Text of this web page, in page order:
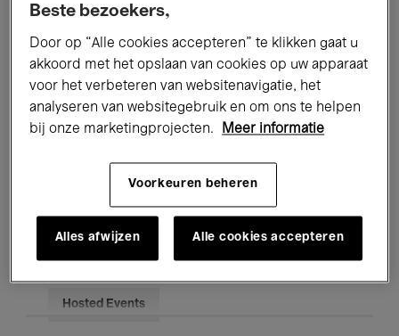
Performances Lezingen & Debatten
Jazz Klassieke Muziek Global Music
Onderwijs Rondleidingen
Hosted Events
Beste bezoekers,
Door op “Alle cookies accepteren” te klikken gaat u
akkoord met het opslaan van cookies op uw apparaat
voor het verbeteren van websitenavigatie, het
analyseren van websitegebruik en om ons te helpen
bij onze marketingprojecten.
Meer informatie
Voorkeuren beheren
Alles afwijzen Alle cookies accepteren